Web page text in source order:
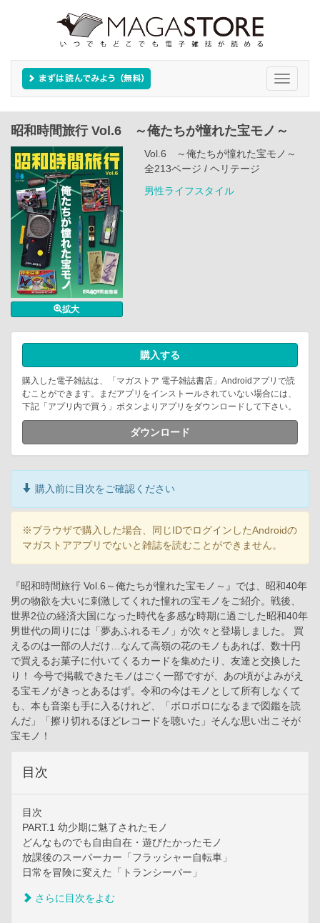
Toggle
昭和時間旅行 Vol.6 ～俺たちが憧れた宝モノ～
拡大
Vol.6 ～俺たちが憧れた宝モノ～
全213ページ / ヘリテージ
男性ライフスタイル
購入する
購入した電子雑誌は、「マガストア 電子雑誌書店」Androidアプリで読
むことができます。まだアプリをインストールされていない場合には、
下記「アプリ内で買う」ボタンよりアプリをダウンロードして下さい。
ダウンロード
購入前に目次をご確認ください
※ブラウザで購入した場合、同じIDでログインしたAndroidの
マガストアアプリでないと雑誌を読むことができません。
『昭和時間旅行 Vol.6～俺たちが憧れた宝モノ～』では、昭和40年
男の物欲を大いに刺激してくれた憧れの宝モノをご紹介。戦後、
世界2位の経済大国になった時代を多感な時期に過ごした昭和40年
男世代の周りには「夢あふれるモノ」が次々と登場しました。 買
えるのは一部の人だけ…なんて高嶺の花のモノもあれば、数十円
で買えるお菓子に付いてくるカードを集めたり、友達と交換した
り！ 今号で掲載できたモノはごく一部ですが、あの頃がよみがえ
る宝モノがきっとあるはず。令和の今はモノとして所有しなくて
も、本も音楽も手に入るけれど、「ボロボロになるまで図鑑を読
んだ」「擦り切れるほどレコードを聴いた」そんな思い出こそが
宝モノ！
目次
目次
PART.1 幼少期に魅了されたモノ
どんなものでも自由自在・遊びたかったモノ
放課後のスーパーカー「フラッシャー自転車」
日常を冒険に変えた「トランシーバー」
さらに目次をよむ